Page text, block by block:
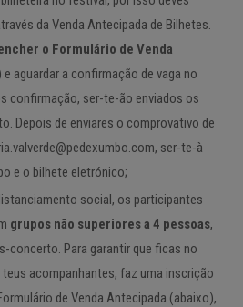
da Venda Antecipada de Bilhetes.
o Formulário de Venda
aguardar a confirmação de vaga no
confirmação, ser-te-ão enviados os
Depois de enviares o comprovativo de
ser-te-à
e o bilhete eletrónico;
social, os participantes
grupos não superiores a 4 pessoas,
concerto. Para garantir que ficas no
acompanhantes, faz uma inscrição
de Venda Antecipada (abaixo),